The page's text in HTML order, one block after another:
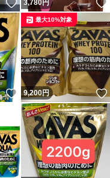
いいね！
3,780円
いいね！
9,200円
最大10%対象